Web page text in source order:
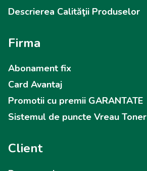
Descrierea Calităţii Produselor
Firma
Abonament fix
Card Avantaj
Promotii cu premii GARANTATE
Sistemul de puncte Vreau Toner
Client